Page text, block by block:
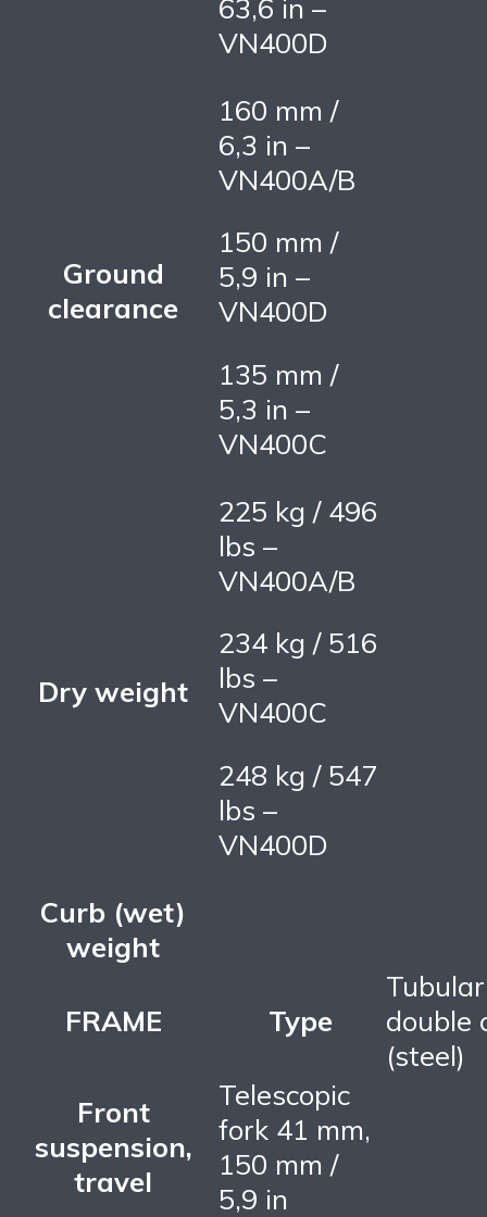
63,6 in –
VN400D
Ground
clearance
160 mm /
6,3 in –
VN400A/B
150 mm /
5,9 in –
VN400D
135 mm /
5,3 in –
VN400C
Dry weight
225 kg / 496
lbs –
VN400A/B
234 kg / 516
lbs –
VN400C
248 kg / 547
lbs –
VN400D
Curb (wet)
weight
FRAME Type
Tubular
double
(steel)
Front
suspension,
travel
Telescopic
fork 41 mm,
150 mm /
5,9 in